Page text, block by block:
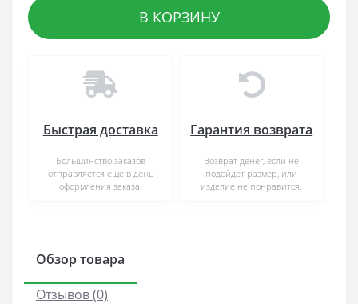
В КОРЗИНУ
Быстрая доставка
Большинство заказов
отправляется еще в день
оформления заказа.
Гарантия возврата
Возврат денег, если не
подойдет размер, или
изделие не понравится.
Обзор товара
Отзывов (0)